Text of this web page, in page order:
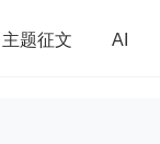
主题征文 AI